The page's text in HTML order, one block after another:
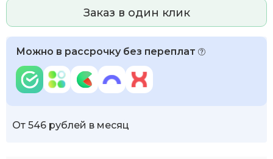
Заказ в один клик
Можно в рассрочку без переплат
От 546 рублей в месяц